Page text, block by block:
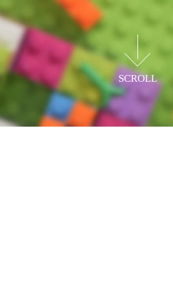
SCROLL
便利なベビー用品を厳選し販売